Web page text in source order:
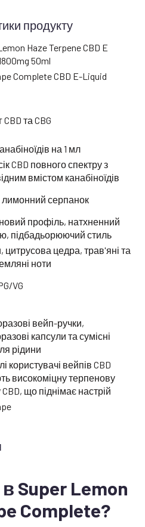
продукту
Haze Terpene CBD E
50ml
Complete CBD E-Liquid
CBD та CBG
на 1 мл
CBD повного спектру з
вмістом канабіноїдів
серпанок
профіль, натхненний
підбадьорюючий стиль
цедра, трав'яні та
ноти
VG
вейп-ручки,
капсули та сумісні
рідини
користувачі вейпів CBD
високоміцну терпенову
CBD, що піднімає настрій
Super Lemon
Complete?